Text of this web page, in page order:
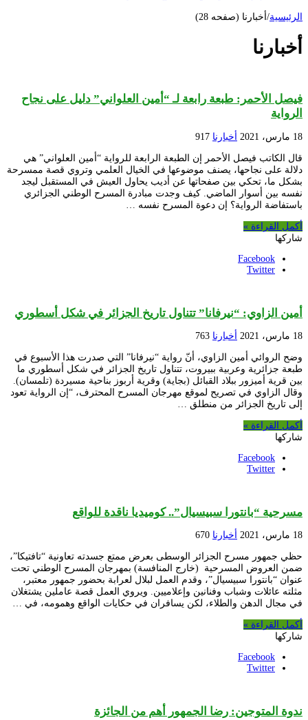
الرئيسية/ أخبارنا (صفحه 28)
أخبارنا
فيصل الأحمر: طبعة رابعة لـ “أمين العلواني” دليل على نجاح
الرواية
18 مارس، 2021 أخبارنا 917
قال الكاتب فيصل الأحمر إن الطبعة الرابعة للرواية “أمين العلواني” هي
دلالة على نجاحها، يصنف موضوعها في الخيال العلمي وتروي قصة ممسرحة
بشكل ما، تحكي بين صفحاتها عن أديب يحاول العيش في المستقبل ليجد
نفسه بين أسوار الماضي. كيف وجدت مبادرة المسرح الوطني الجزائري
باستفاضة الرواية؟ إن دعوة المسرح نفسه …
أكمل القراءة »
شاركها
Facebook
Twitter
أمين الزاوي: “نيرفانا” تتناول تاريخ الجزائر في شكل أسطوري
18 مارس، 2021 أخبارنا 763
وضح الروائي أمين الزاوي، أنّ رواية “نيرفانا” التي صدرت هذا الأسبوع في
طبعة جزائرية وعربية ببيروت، تتناول تاريخ الجزائر في شكل أسطوري ما
بين قرية أميزور ببلاد القبائل (بجاية) وقرية أربوز بناحية مسيردة (تلمسان).
وقال الزاوي في تصريح لموقع مهرجان المسرح المحترف، “إن الرواية تعود
إلى تاريخ الجزائر من منطلق …
أكمل القراءة »
شاركها
Facebook
Twitter
مسرحية “بانتورا سبيسيال”.. كوميديا ناقدة للواقع
18 مارس، 2021 أخبارنا 670
حظي جمهور مسرح الجزائر الوسطى بعرض ممتع جسدته تعاونية “تافتيكا”،
ضمن العروض المسرحية (خارج المنافسة) بمهرجان المسرح الوطني تحت
عنوان “بانتورا سبيسيال”، وقدم العمل لبلال لعرابة بحضور جمهور معتبر،
مثلته عائلات وشباب وفنانين وإعلاميين. ويروي العمل قصة عاملين يشتغلان
في مجال الدهن والطلاء، لكن يسافران في حكايات الواقع وهمومه، في …
أكمل القراءة »
شاركها
Facebook
Twitter
ندوة المتوجين: رضا الجمهور أهم من الجائزة